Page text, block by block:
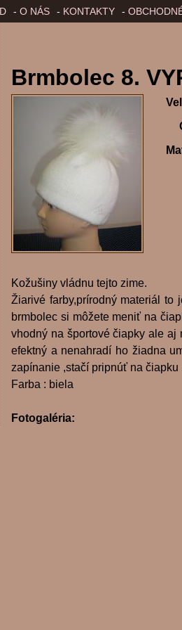
to Navigation
Brmbolec 8.
Kožušiny vládnu tejto zime.
Žiarivé farby,prírodný materiál
brmbolec si môžete meniť na
vhodný na športové čiapky ale aj
efektný a nenahradí ho žiadna
zapínanie ,stačí pripnúť na čiapku
Farba : biela
Fotogaléria:
O NÁS KONTAKTY